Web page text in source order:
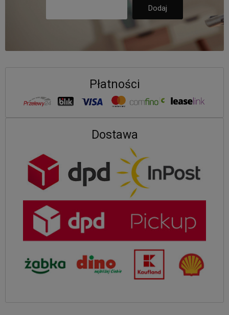
Płatności
Dostawa